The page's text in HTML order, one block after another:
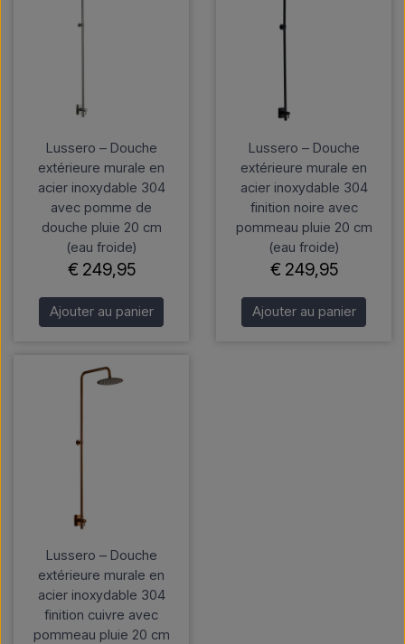
Lussero – Douche
extérieure murale en
acier inoxydable 304
avec pomme de
douche pluie 20 cm
(eau froide)
€ 249,95
Ajouter au panier
Lussero – Douche
extérieure murale en
acier inoxydable 304
finition noire avec
pommeau pluie 20 cm
(eau froide)
€ 249,95
Ajouter au panier
Lussero – Douche
extérieure murale en
acier inoxydable 304
finition cuivre avec
pommeau pluie 20 cm